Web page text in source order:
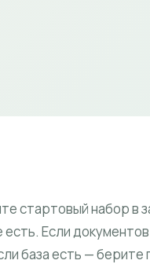
стартовый набор в
есть. Если
база есть —